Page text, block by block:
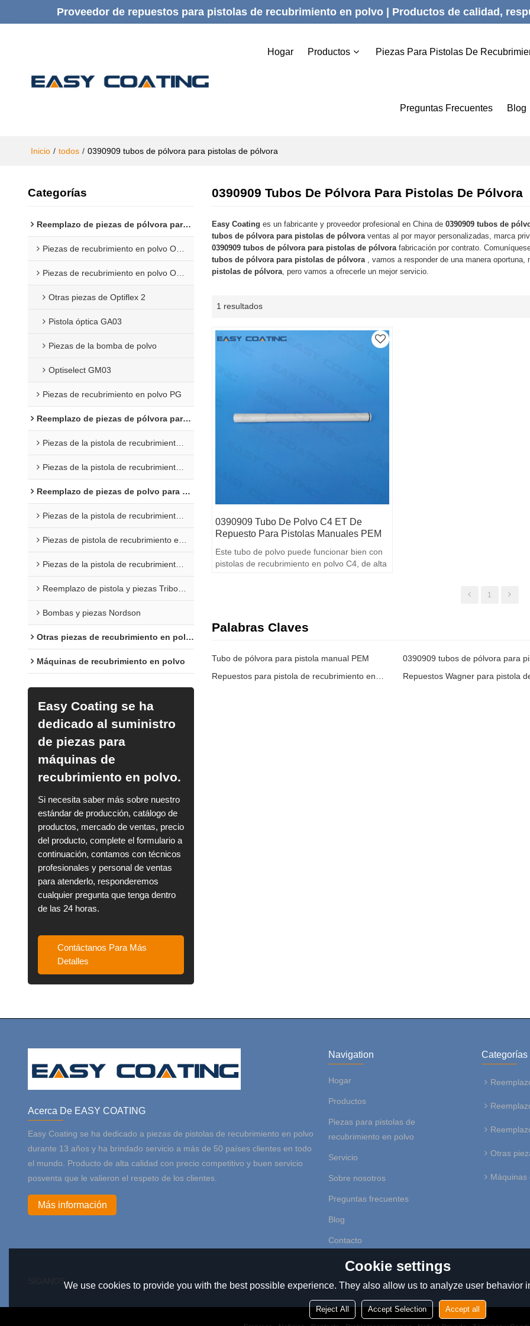
Proveedor de repuestos para pistolas de recubrimiento en polvo | Productos de calidad,
Hogar Productos Piezas Para Pistolas De
Preguntas Frecuentes Blog
Inicio / todos / 0390909 tubos de pólvora para pistolas de pólvora
Categorías
Reemplazo de piezas de pólvora para Gema
Piezas de recubrimiento en polvo Opti 1F
Piezas de recubrimiento en polvo Opti 2F
Otras piezas de Optiflex 2
Pistola óptica GA03
Piezas de la bomba de polvo
Optiselect GM03
Piezas de recubrimiento en polvo PG
Reemplazo de piezas de pólvora para Wagner
Piezas de la pistola de recubrimiento C4
Piezas de la pistola de recubrimiento en polvo X1
Reemplazo de piezas de polvo para Nordson
Piezas de la pistola de recubrimiento en polvo Encore
Piezas de pistola de recubrimiento en polvo Sure Coat
Piezas de la pistola de recubrimiento en polvo Versa
Reemplazo de pistola y piezas Tribomatic
Bombas y piezas Nordson
Otras piezas de recubrimiento en polvo
Máquinas de recubrimiento en polvo
Easy Coating se ha
dedicado al suministro
de piezas para
máquinas de
recubrimiento en polvo.
Si necesita saber más sobre nuestro
estándar de producción, catálogo de
productos, mercado de ventas, precio
del producto, complete el formulario a
continuación, contamos con técnicos
profesionales y personal de ventas
para atenderlo, responderemos
cualquier pregunta que tenga dentro
de las 24 horas.
Contáctanos Para Más
Detalles
0390909 Tubos De Pólvora Para Pistolas De Pólvora
Easy Coating es un fabricante y proveedor profesional en China de0390909 tubos de
tubos de pólvora para pistolas de pólvora ventas al por mayor personalizadas, marca
0390909 tubos de pólvora para pistolas de pólvora fabricación por contrato.
tubos de pólvora para pistolas de pólvora , vamos a responder de una manera
pistolas de pólvora , pero vamos a ofrecerle un mejor servicio.
1 resultados
0390909 Tubo De Polvo C4 ET De
Repuesto Para Pistolas Manuales PEM
Este tubo de polvo puede funcionar bien con
pistolas de recubrimiento en polvo C4, de alta
1
Palabras Claves
Tubo de pólvora para pistola manual PEM
Repuestos para pistola de recubrimiento en polvo PEM C4
Repuestos Wagner para pistola
Acerca De EASY COATING
Easy Coating se ha dedicado a piezas de pistolas de recubrimiento en polvo
durante 13 años y ha brindado servicio a más de 50 países clientes en todo
el mundo. Producto de alta calidad con precio competitivo y buen servicio
posventa que le valieron el respeto de los clientes.
Más información
Navigation
Hogar
Productos
Piezas para pistolas de
recubrimiento en polvo
Servicio
Sobre nosotros
Preguntas frecuentes
Blog
Contacto
Categorías
Otras
Máquinas
SÍGANOS:
Cookie settings
We use cookies to provide you with the best possible experience. They also allow us to analyze user behavior
Reject All Accept Selection Accept all